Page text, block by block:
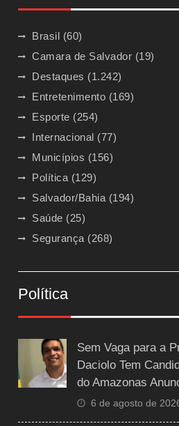
Brasil (60)
Camara de Salvador (19)
Destaques (1.242)
Entretenimento (169)
Esporte (254)
Internacional (77)
Municípios (156)
Política (129)
Salvador/Bahia (194)
Saúde (25)
Segurança (268)
Política
Sem Vaga para a
Daciolo Tem
do Amazonas
6 de agosto de